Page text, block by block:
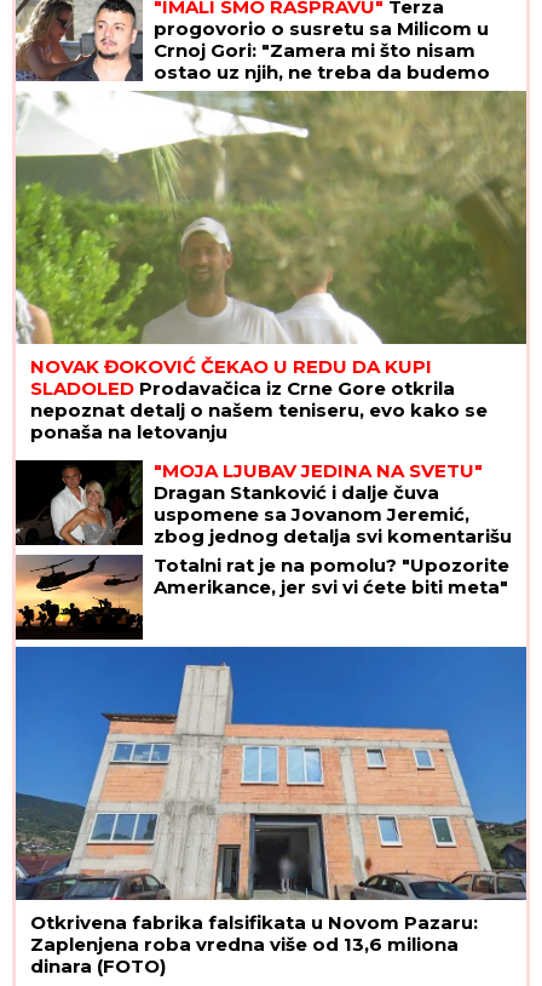
"IMALI SMO RASPRAVU" Terza
progovorio o susretu sa Milicom u
Crnoj Gori: "Zamera mi što nisam
ostao uz njih, ne treba da budemo
Kulići" (VIDEO)
NOVAK ĐOKOVIĆ ČEKAO U REDU DA KUPI
SLADOLED Prodavačica iz Crne Gore otkrila
nepoznat detalj o našem teniseru, evo kako se
ponaša na letovanju
"MOJA LJUBAV JEDINA NA SVETU"
Dragan Stanković i dalje čuva
uspomene sa Jovanom Jeremić,
zbog jednog detalja svi komentarišu
da je nije preboleo
Totalni rat je na pomolu? "Upozorite
Amerikance, jer svi vi ćete biti meta"
Otkrivena fabrika falsifikata u Novom Pazaru:
Zaplenjena roba vredna više od 13,6 miliona
dinara (FOTO)